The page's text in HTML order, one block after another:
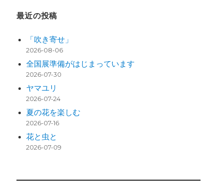
最近の投稿
「吹き寄せ」
2026-08-06
全国展準備がはじまっています
2026-07-30
ヤマユリ
2026-07-24
夏の花を楽しむ
2026-07-16
花と虫と
2026-07-09